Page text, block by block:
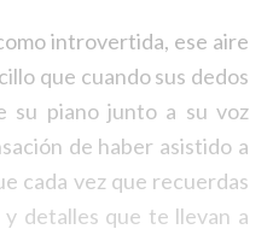
introvertida, ese aire
que cuando sus dedos
su piano junto a su voz
de haber asistido a
cada vez que recuerdas
detalles que te llevan a